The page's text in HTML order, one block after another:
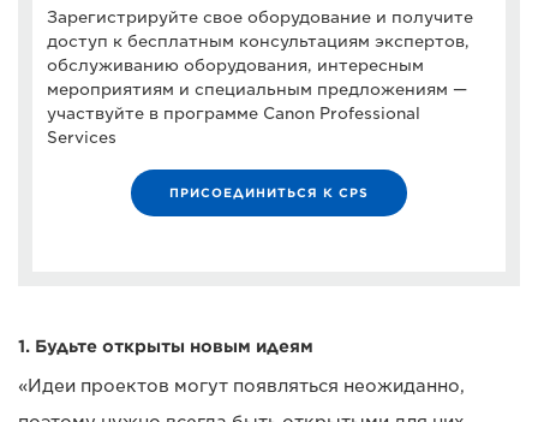
Зарегистрируйте свое оборудование и получите
доступ к бесплатным консультациям экспертов,
обслуживанию оборудования, интересным
мероприятиям и специальным предложениям —
участвуйте в программе Canon Professional
Services
ПРИСОЕДИНИТЬСЯ К CPS
1. Будьте открыты новым идеям
«Идеи проектов могут появляться неожиданно,